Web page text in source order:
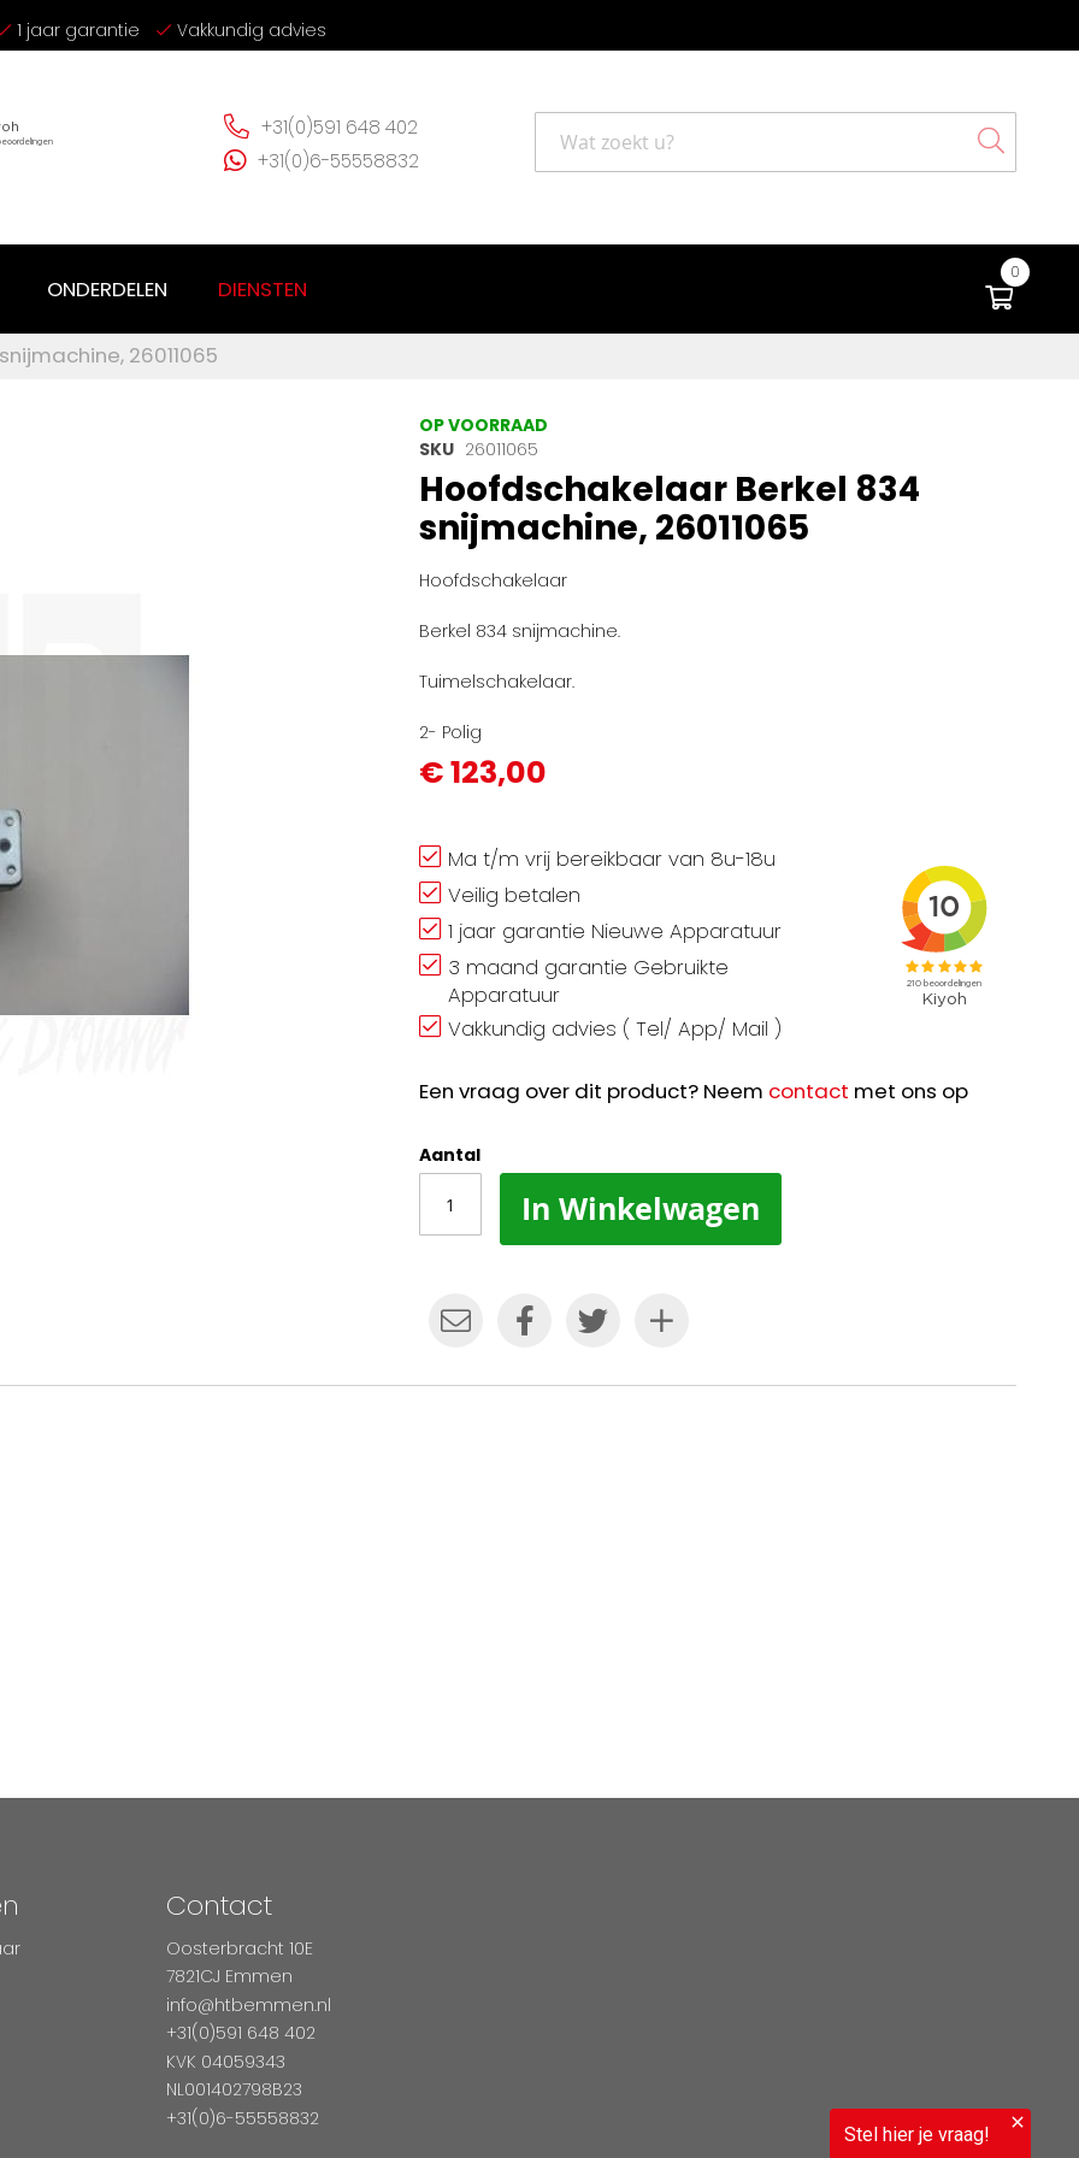
1 jaar garantie Vakkundig advies
+31(0)591 648 402
+31(0)6-55558832
Search
0
ONDERDELEN DIENSTEN
26011065
OP VOORRAAD
SKU 26011065
Hoofdschakelaar Berkel 834
snijmachine, 26011065
Hoofdschakelaar
Berkel 834 snijmachine.
Tuimelschakelaar.
2- Polig
€ 123,00
Ma t/m vrij bereikbaar van 8u-18u
Veilig betalen
1 jaar garantie Nieuwe Apparatuur
3 maand garantie Gebruikte
Apparatuur
Vakkundig advies ( Tel/ App/ Mail )
Een vraag over dit product? Neem contact met ons op
Aantal
In Winkelwagen
Contact
Oosterbracht 10E
7821CJ Emmen
info@htbemmen.nl
+31(0)591 648 402
KVK 04059343
NL001402798B23
+31(0)6-55558832